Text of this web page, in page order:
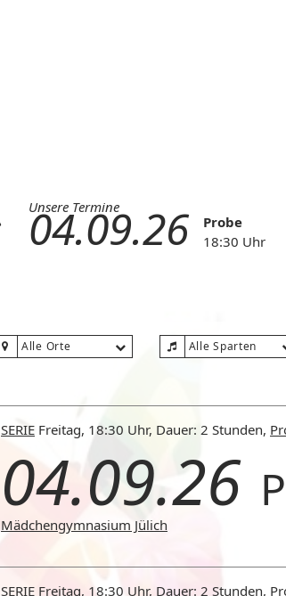
Unsere Termine
04.09.26
Probe
18:30 Uhr
Alle Orte Alle Sparten
SERIE Freitag, 18:30 Uhr, Dauer: 2 Stunden,
04.09.26
Mädchengymnasium Jülich
SERIE Freitag, 18:30 Uhr, Dauer: 2 Stunden,